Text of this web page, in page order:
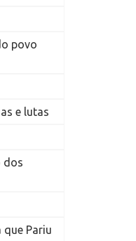
povo
e lutas
dos
Pariu